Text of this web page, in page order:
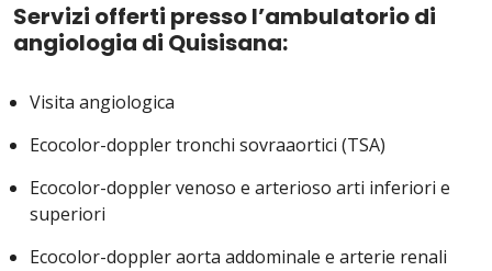
Servizi offerti presso l’ambulatorio di
angiologia di Quisisana:
Visita angiologica
Ecocolor-doppler tronchi sovraaortici (TSA)
Ecocolor-doppler venoso e arterioso arti inferiori e
superiori
Ecocolor-doppler aorta addominale e arterie renali